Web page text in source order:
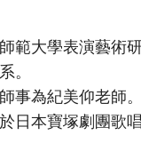
範大學表演藝術
。
事為紀美仰老師。
日本寶塚劇團歌